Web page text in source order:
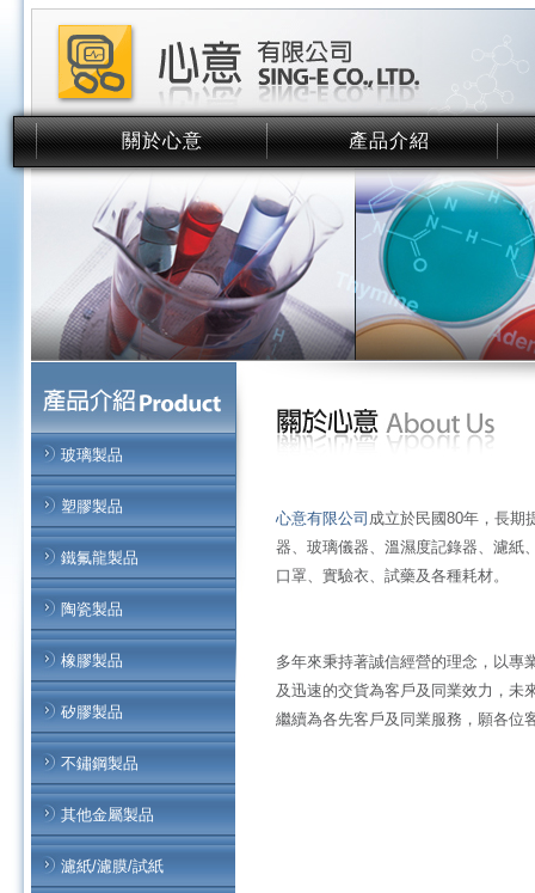
關於心意
About Us
產品介紹
Product
玻璃製品
塑膠製品
鐵氟龍製品
陶瓷製品
橡膠製品
矽膠製品
不鏽鋼製品
其他金屬製品
濾紙/濾膜/試紙
心意有限公司 成立於民國80年，長期
器、玻璃儀器、溫濕度記錄器、濾紙
口罩、實驗衣、試藥及各種耗材。
多年來秉持著誠信經營的理念，以專
及迅速的交貨為客戶及同業效力，未
繼續為各先客戶及同業服務，願各位